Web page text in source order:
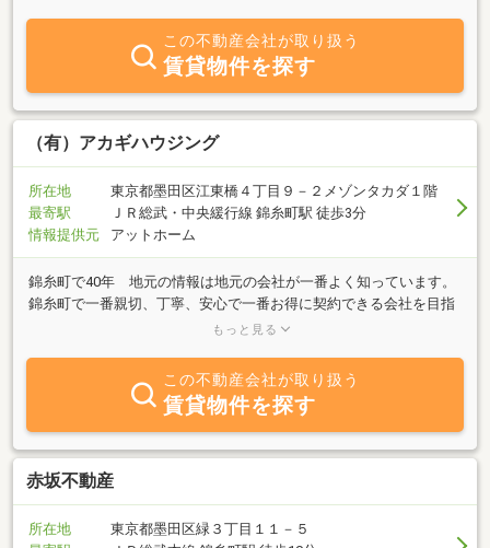
な暮らしづくりをサポートさせていただきます。お気軽にご相談く
この不動産会社が取り扱う
賃貸物件を探す
（有）アカギハウジング
所在地
東京都墨田区江東橋４丁目９－２メゾンタカダ１階
最寄駅
ＪＲ総武・中央緩行線 錦糸町駅 徒歩3分
情報提供元
アットホーム
錦糸町で40年 地元の情報は地元の会社が一番よく知っています。
錦糸町で一番親切、丁寧、安心で一番お得に契約できる会社を目指
しています。ホームページからのお客様には特典多数ご用意してい
http://www.akagi2103.com/公式LINEアカウント
http://line.me/ti/p/%40aou1000y公式フェイスブック
https://www.facebook.com/akagihousing 公式ツイッタ
ー https://twitter.com/akagi2103公式ブログ
http://kinsichofudousanah.blog.fc2.com/
もっと見る
この不動産会社が取り扱う
賃貸物件を探す
赤坂不動産
所在地
東京都墨田区緑３丁目１１－５